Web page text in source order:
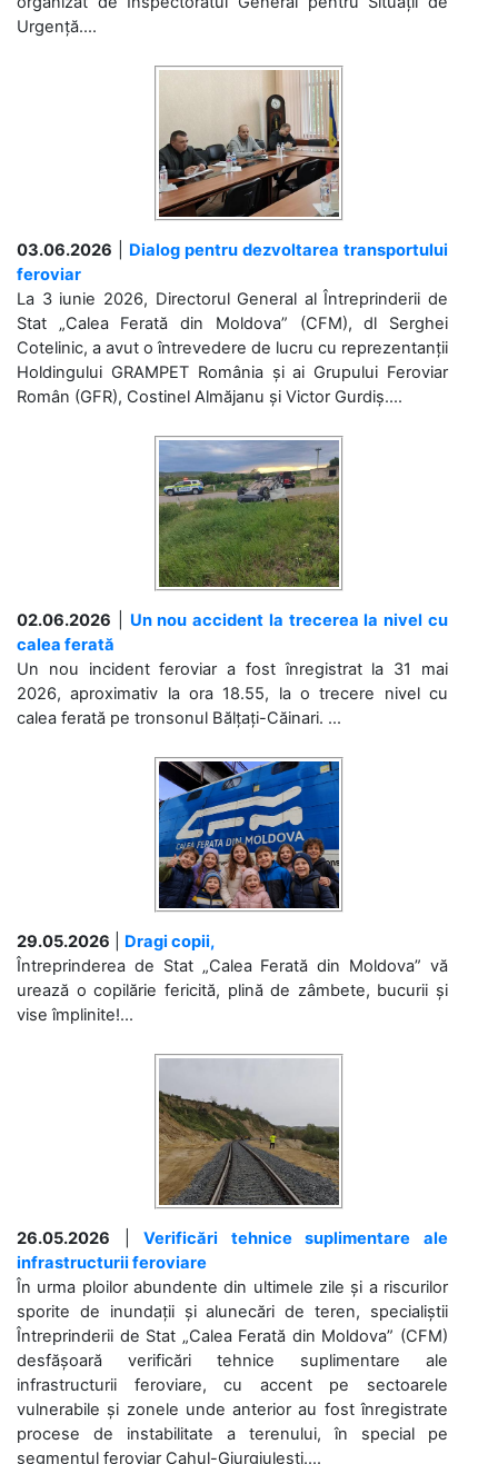
Urgență....
03.06.2026
Dialog pentru dezvoltarea transportului
feroviar
La 3 iunie 2026, Directorul General al Întreprinderii de
Stat „Calea Ferată din Moldova” (CFM), dl Serghei
Cotelinic, a avut o întrevedere de lucru cu reprezentanții
Holdingului GRAMPET România și ai Grupului Feroviar
Român (GFR), Costinel Almăjanu și Victor Gurdiș....
02.06.2026
Un nou accident la trecerea la nivel cu
calea ferată
Un nou incident feroviar a fost înregistrat la 31 mai
2026, aproximativ la ora 18.55, la o trecere nivel cu
calea ferată pe tronsonul Bălțați-Căinari. ...
29.05.2026
Dragi copii,
Întreprinderea de Stat „Calea Ferată din Moldova” vă
urează o copilărie fericită, plină de zâmbete, bucurii și
vise împlinite!...
26.05.2026 |Verificări tehnice suplimentare ale
infrastructurii feroviare
În urma ploilor abundente din ultimele zile și a riscurilor
sporite de inundații și alunecări de teren, specialiștii
Întreprinderii de Stat „Calea Ferată din Moldova” (CFM)
desfășoară verificări tehnice suplimentare ale
infrastructurii feroviare, cu accent pe sectoarele
vulnerabile și zonele unde anterior au fost înregistrate
procese de instabilitate a terenului, în special pe
segmentul feroviar Cahul-Giurgiulești....